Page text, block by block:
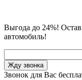
Выгода до 24%!
автомобиль!
Звонок для Вас